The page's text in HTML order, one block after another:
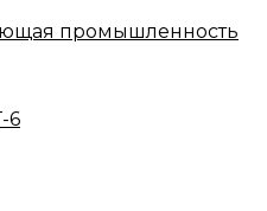
промышленность
6